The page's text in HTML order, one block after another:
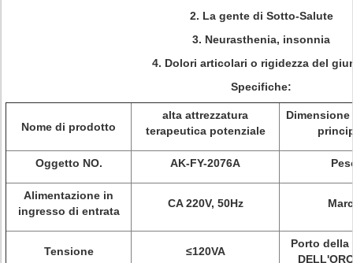
2. La gente di Sotto-Salute
3. Neurasthenia, insonnia
4. Dolori articolari o rigidezza del
Specifiche:
Nome di prodotto
alta attrezzatura
terapeutica potenziale
Oggetto NO. AK-FY-2076A
Alimentazione in
ingresso di entrata
CA 220V, 50Hz
Tensione ≤120VA
Porto della